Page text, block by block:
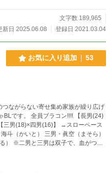
に成長し天才と呼ばれるカインに慕
も上がっていくが……？ FANBOX
下しています。
文字数 189,965
新日 2025.06.08
登録日 2021.03.04
お気に入り追加 53
。 全員ブラコン!!!! 【長男(24)
つな